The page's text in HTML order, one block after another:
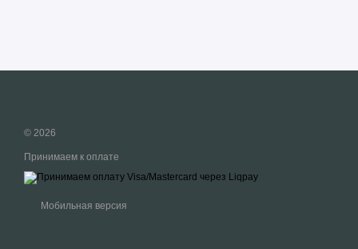
© 2026
Принимаем к оплате
Мобильная версия